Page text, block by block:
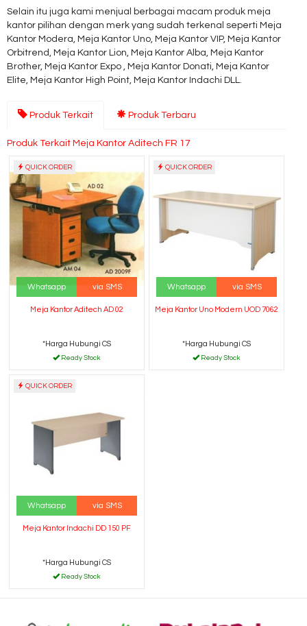
Selain itu juga kami menjual berbagai macam produk meja
kantor pilihan dengan merk yang sudah terkenal seperti Meja
Kantor Modera, Meja Kantor Uno, Meja Kantor VIP, Meja Kantor
Orbitrend, Meja Kantor Lion, Meja Kantor Alba, Meja Kantor
Brother, Meja Kantor Expo , Meja Kantor Donati, Meja Kantor
Elite, Meja Kantor High Point, Meja Kantor Indachi DLL.
Produk Terkait Produk Terbaru
Produk Terkait Meja Kantor Aditech FR 17
QUICK ORDER
Whatsapp via SMS
Meja Kantor Aditech AD 02
*Harga Hubungi CS
Ready Stock
QUICK ORDER
Whatsapp via SMS
Meja Kantor Uno Modern UOD 7062
*Harga Hubungi CS
Ready Stock
QUICK ORDER
Whatsapp via SMS
Meja Kantor Indachi DD 150 PF
*Harga Hubungi CS
Ready Stock